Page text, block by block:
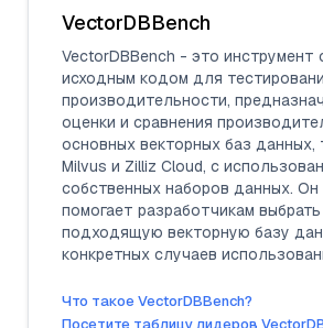
VectorDBBench
VectorDBBench - это инструмент
исходным кодом для
производительности,
оценки и сравнения
основных векторных баз данных,
Milvus и Zilliz Cloud, с
собственных наборов данных. Он
помогает разработчикам
подходящую векторную базу
конкретных случаев
Что такое VectorDBBench?
Посетите таблицу лидеров